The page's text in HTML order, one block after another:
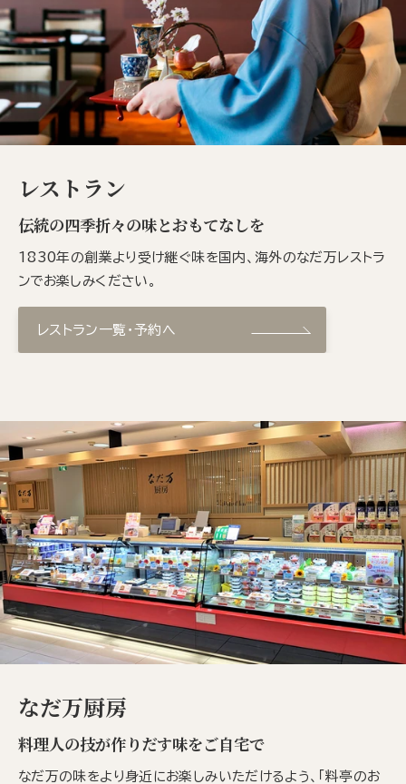
レストラン
伝統の四季折々の味とおもてなしを
1830年の創業より受け継ぐ味を国内、海外のなだ万レストラ
ンでお楽しみください。
レストラン一覧・予約へ
なだ万厨房
料理人の技が作りだす味をご自宅で
なだ万の味をより身近にお楽しみいただけるよう、「料亭のお